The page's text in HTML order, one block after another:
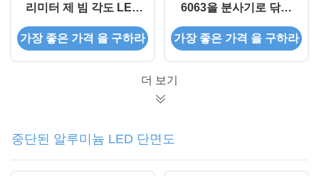
리미터 제 빔 각도 LED
스트립 알루미늄 프로파
일
가장 좋은 가격 을 구하라
6063을 분사기로 닦는
알루미늄 프로필에게
T5 3m 테이프를 보내게
가장 좋은 가격 을 구하라
더 보기
중단된 알루미늄 LED 단면도